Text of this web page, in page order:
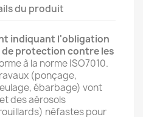
du produit
indiquant l'obligation
protection contre les
à la norme ISO7010.
(ponçage,
ébarbage) vont
des aérosols
néfastes pour